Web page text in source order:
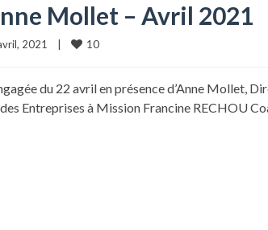
Mollet – Avril 2021
2021 10
du 22 avril en présence d’Anne Mollet,
Entreprises à Mission Francine RECHOU